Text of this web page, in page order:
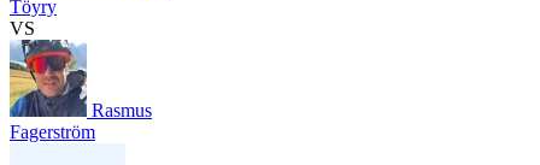
Töyry
VS
Rasmus
Fagerström